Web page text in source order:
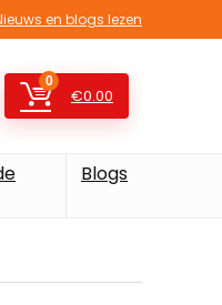
en blogs lezen
0
€0.00
Blogs